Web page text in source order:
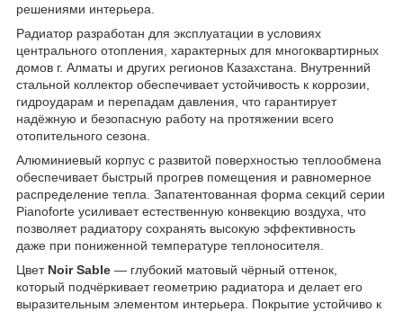
решениями интерьера.
Радиатор разработан для эксплуатации в условиях
центрального отопления, характерных для многоквартирных
домов г. Алматы и других регионов Казахстана. Внутренний
стальной коллектор обеспечивает устойчивость к коррозии,
гидроударам и перепадам давления, что гарантирует
надёжную и безопасную работу на протяжении всего
отопительного сезона.
Алюминиевый корпус с развитой поверхностью теплообмена
обеспечивает быстрый прогрев помещения и равномерное
распределение тепла. Запатентованная форма секций серии
Pianoforte усиливает естественную конвекцию воздуха, что
позволяет радиатору сохранять высокую эффективность
даже при пониженной температуре теплоносителя.
Цвет Noir Sable — глубокий матовый чёрный оттенок,
который подчёркивает геометрию радиатора и делает его
выразительным элементом интерьера. Покрытие устойчиво к